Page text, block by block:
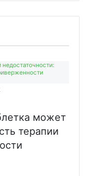
может
терапии